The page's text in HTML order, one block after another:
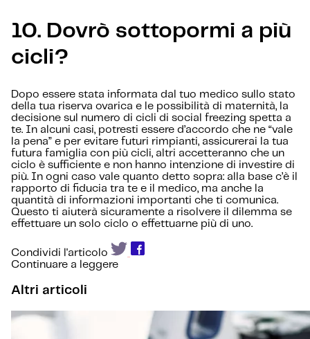
10. Dovrò sottopormi a più
cicli?
Dopo essere stata informata dal tuo medico sullo stato
della tua riserva ovarica e le possibilità di maternità, la
decisione sul numero di cicli di social freezing spetta a
te. In alcuni casi, potresti essere d’accordo che ne “vale
la pena” e per evitare futuri rimpianti, assicurerai la tua
futura famiglia con più cicli, altri accetteranno che un
ciclo è sufficiente e non hanno intenzione di investire di
più. In ogni caso vale quanto detto sopra: alla base c’è il
rapporto di fiducia tra te e il medico, ma anche la
quantità di informazioni importanti che ti comunica.
Questo ti aiuterà sicuramente a risolvere il dilemma se
effettuare un solo ciclo o effettuarne più di uno.
Condividi l'articolo
Continuare a leggere
Altri articoli